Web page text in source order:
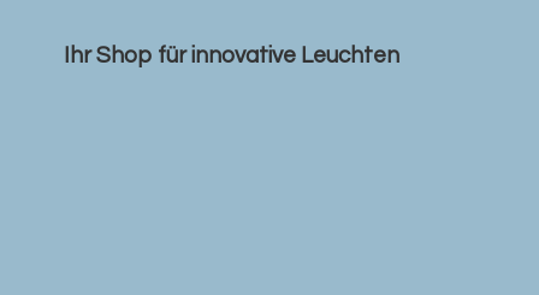
Ihr Shop fürinnovative Leuchten